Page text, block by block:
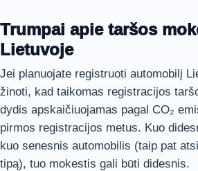
Trumpai apie taršos
Lietuvoje
Jei planuojate registruoti automobilį
žinoti, kad taikomas registracijos
dydis apskaičiuojamas pagal CO₂
pirmos registracijos metus. Kuo
kuo senesnis automobilis (taip pat
tipą), tuo mokestis gali būti didesnis.